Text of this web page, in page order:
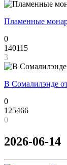
Пламенные
0
140115
3
В Сомалилэнде
0
125466
0
2026-06-14